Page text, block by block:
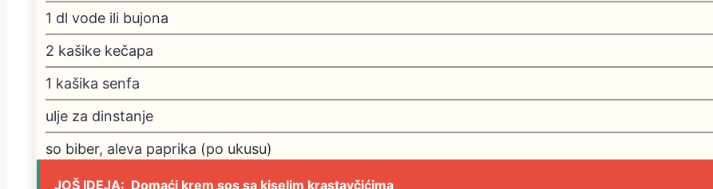
1 dl vode ili bujona
2 kašike kečapa
1 kašika senfa
ulje za dinstanje
so biber, aleva paprika (po ukusu)
JOŠ IDEJA: Domaći krem sos sa kiselim krastavčićima